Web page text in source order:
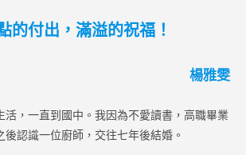
的付出，滿溢的祝福！
楊雅雯
活，一直到國中。我因為不愛讀書，高職畢業
認識一位廚師，交往七年後結婚。